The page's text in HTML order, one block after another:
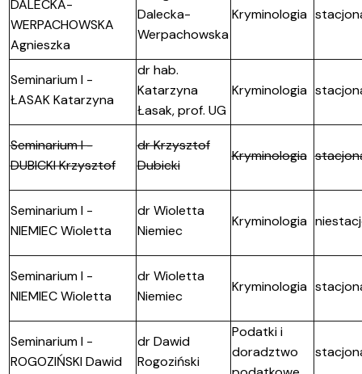
DALECKA-
WERPACHOWSKA
Agnieszka
Dalecka-
Werpachowska
Kryminologia
Seminarium I -
ŁASAK Katarzyna
dr hab.
Katarzyna
Łasak, prof. UG
Kryminologia
Seminarium I -
DUBICKI Krzysztof
dr Krzysztof
Dubicki
Kryminologia
Seminarium I -
NIEMIEC Wioletta
dr Wioletta
Niemiec
Kryminologia
Seminarium I -
NIEMIEC Wioletta
dr Wioletta
Niemiec
Kryminologia
Seminarium I -
ROGOZIŃSKI Dawid
dr Dawid
Rogoziński
Podatki i
doradztwo